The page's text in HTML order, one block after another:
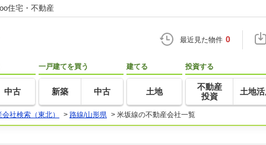
住宅・不動産
最近見た物件 0
中古
一戸建てを買う
新築 中古
建てる
土地
投資する
不動産
投資
土地活
社検索（東北） > 路線/山形県 > 米坂線の不動産会社一覧